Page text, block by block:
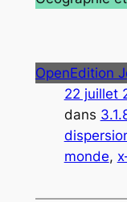
OpenEdition
22 juillet
dans
monde,